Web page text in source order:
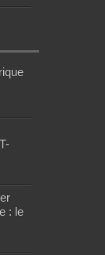
: le